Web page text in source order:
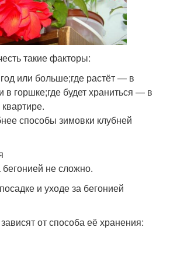
такие факторы:
или больше;где растёт — в
в горшке;где будет храниться — в
способы зимовки клубней
не сложно.
и уходе за бегонией
от способа её хранения: